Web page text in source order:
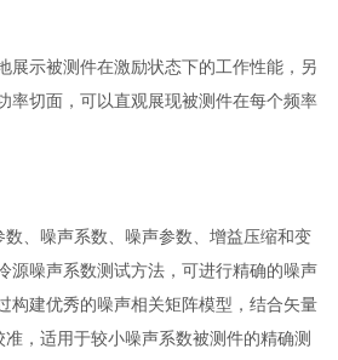
展示被测件在激励状态下的工作性能，另
率切面，可以直观展现被测件在每个频率
、噪声系数、噪声参数、增益压缩和变
源噪声系数测试方法，可进行精确的噪声
构建优秀的噪声相关矩阵模型，结合矢量
，适用于较小噪声系数被测件的精确测